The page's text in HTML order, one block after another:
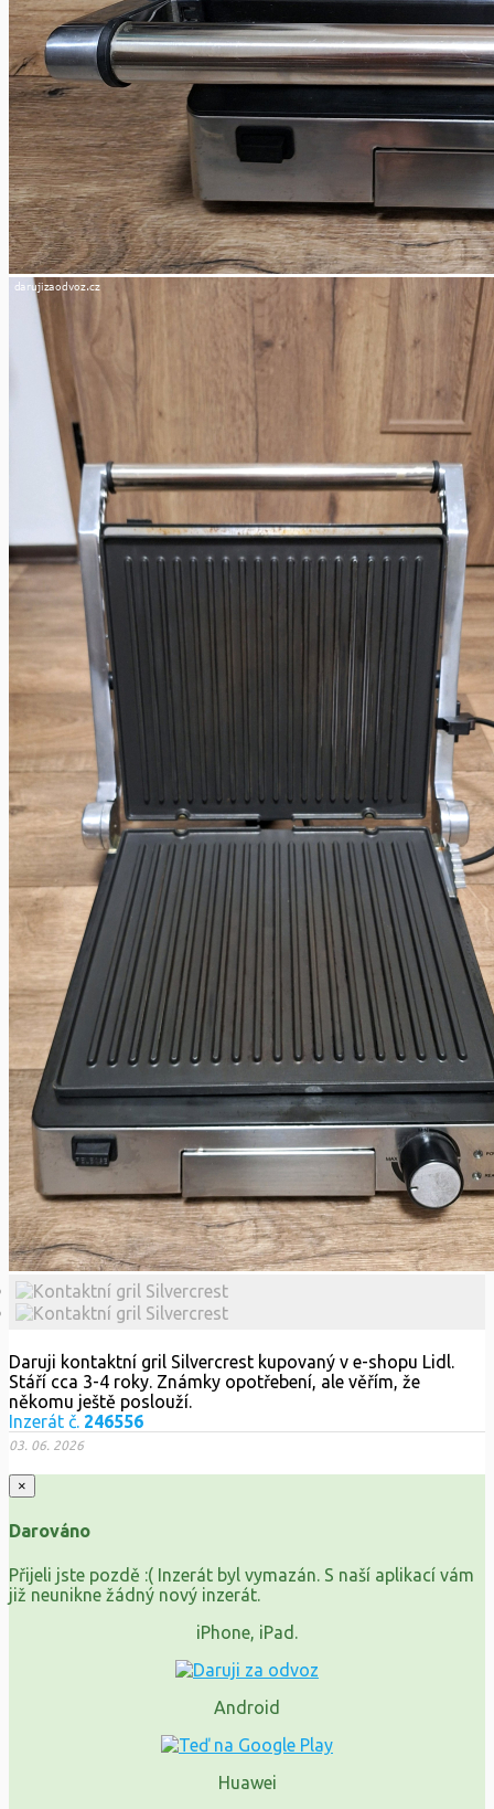
Daruji kontaktní gril Silvercrest kupovaný v e-shopu Lidl.
Stáří cca 3-4 roky. Známky opotřebení, ale věřím, že
někomu ještě poslouží.
Inzerát č. 246556
03. 06. 2026
×
Darováno
Přijeli jste pozdě :( Inzerát byl vymazán. S naší aplikací vám
již neunikne žádný nový inzerát.
iPhone, iPad.
Android
Huawei